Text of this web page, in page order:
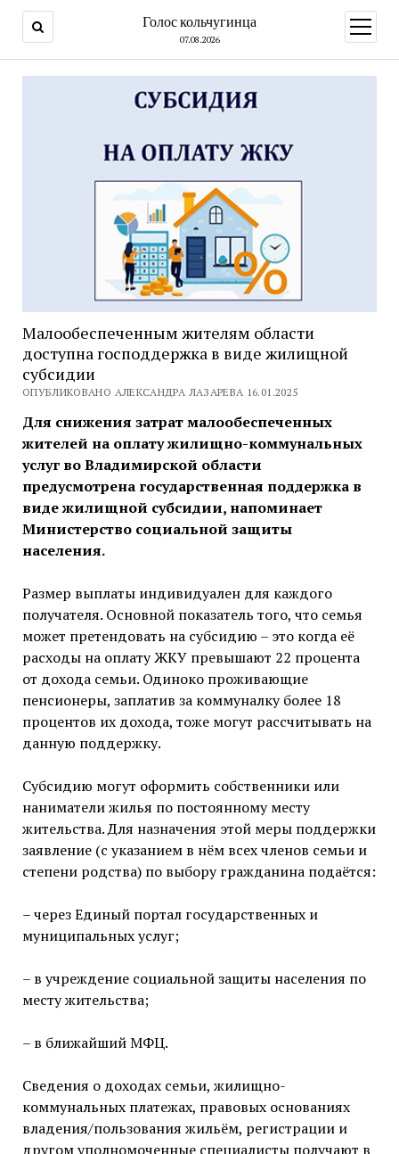
Голос кольчугинца
07.08.2026
меню
Малообеспеченным жителям области
доступна господдержка в виде жилищной
субсидии
ОПУБЛИКОВАНО АЛЕКСАНДРА ЛАЗАРЕВА 16.01.2025
Для снижения затрат малообеспеченных
жителей на оплату жилищно-коммунальных
услуг во Владимирской области
предусмотрена государственная поддержка в
виде жилищной субсидии, напоминает
Министерство социальной защиты
населения.
Размер выплаты индивидуален для каждого
получателя. Основной показатель того, что семья
может претендовать на субсидию – это когда её
расходы на оплату ЖКУ превышают 22 процента
от дохода семьи. Одиноко проживающие
пенсионеры, заплатив за коммуналку более 18
процентов их дохода, тоже могут рассчитывать на
данную поддержку.
Субсидию могут оформить собственники или
наниматели жилья по постоянному месту
жительства. Для назначения этой меры поддержки
заявление (с указанием в нём всех членов семьи и
степени родства) по выбору гражданина подаётся:
– через Единый портал государственных и
муниципальных услуг;
– в учреждение социальной защиты населения по
месту жительства;
– в ближайший МФЦ.
Сведения о доходах семьи, жилищно-
коммунальных платежах, правовых основаниях
владения/пользования жильём, регистрации и
другом уполномоченные специалисты получают в